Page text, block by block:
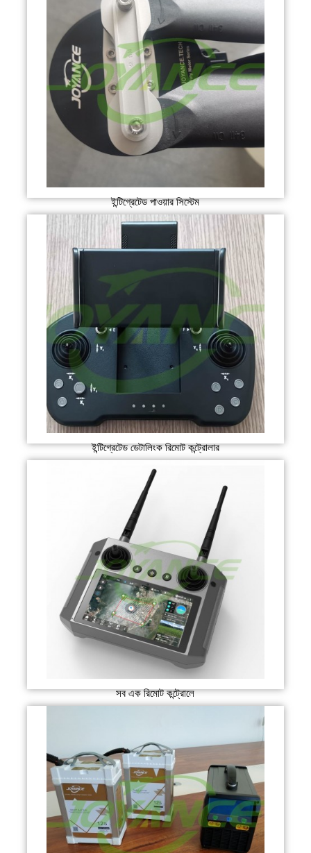
ইন্টিগ্রেটেড পাওয়ার সিস্টেম
ইন্টিগ্রেটেড ডেটালিংক রিমোট কন্ট্রোলার
সব এক রিমোট কন্ট্রোলে